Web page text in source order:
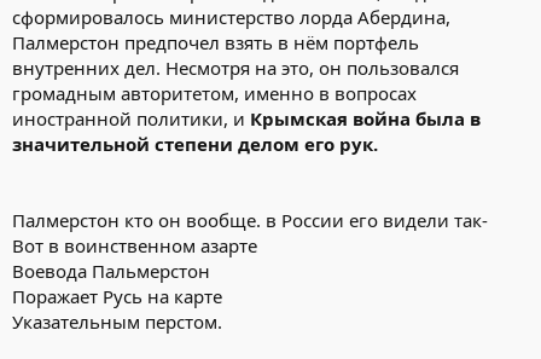
сформировалось министерство лорда Абердина,
Палмерстон предпочел взять в нём портфель
внутренних дел. Несмотря на это, он пользовался
громадным авторитетом, именно в вопросах
иностранной политики, и Крымская война была в
значительной степени делом его рук.
Палмерстон кто он вообще. в России его видели так-
Вот в воинственном азарте
Воевода Пальмерстон
Поражает Русь на карте
Указательным перстом.